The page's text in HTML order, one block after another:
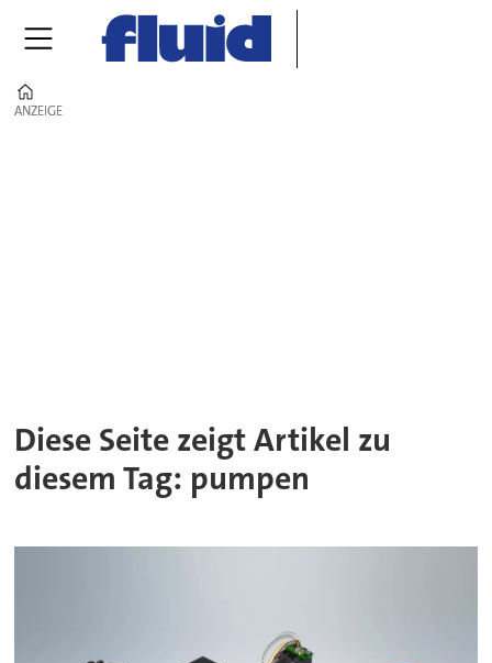
ANZEIGE
ANZEIGE
Diese Seite zeigt Artikel zu
diesem Tag: pumpen